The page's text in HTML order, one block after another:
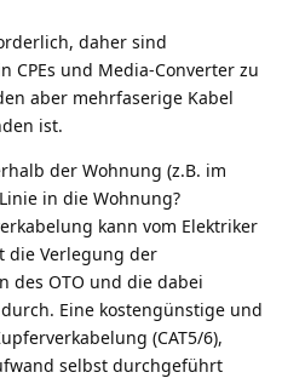
daher sind
CPEs und Media-Converter zu
aber mehrfaserige Kabel
ist.
der Wohnung (z.B. im
in die Wohnung?
kann vom Elektriker
die Verlegung der
des OTO und die dabei
Eine kostengünstige und
(CAT5/6),
selbst durchgeführt